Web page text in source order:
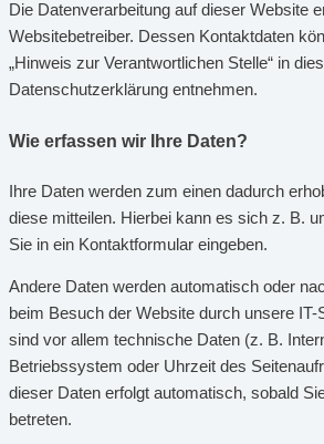
Die Datenverarbeitung auf dieser Website
Websitebetreiber. Dessen Kontaktdaten
„Hinweis zur Verantwortlichen Stelle“ in
Datenschutzerklärung entnehmen.
Wie erfassen wir Ihre Daten?
Ihre Daten werden zum einen dadurch
diese mitteilen. Hierbei kann es sich z. B.
Sie in ein Kontaktformular eingeben.
Andere Daten werden automatisch oder
beim Besuch der Website durch unsere
sind vor allem technische Daten (z. B.
Betriebssystem oder Uhrzeit des
dieser Daten erfolgt automatisch, sobald
betreten.